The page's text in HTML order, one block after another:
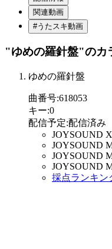
関連動画
#うたスキ動画
"ゆめの羅針盤"のカ
ゆめの羅針盤
曲番号:618053
キー:0
配信予定:配信済み
JOYSOUND
JOYSOUND
JOYSOUND
JOYSOUND
採点ランキン